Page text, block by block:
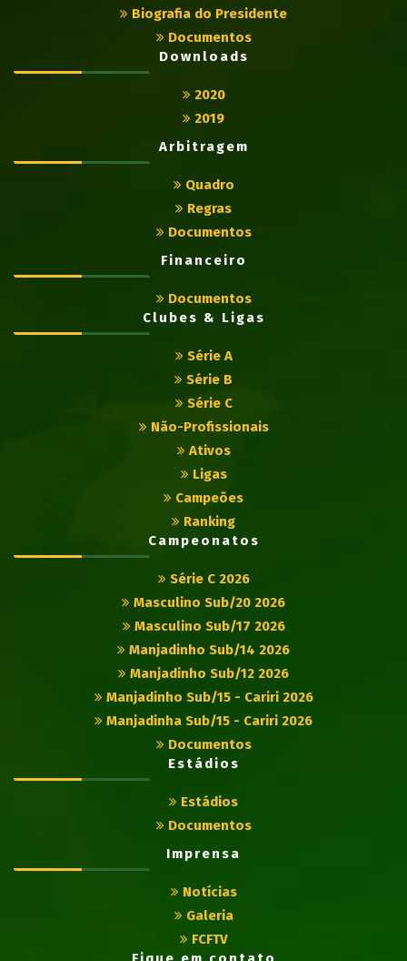
Biografia do Presidente
Documentos
Downloads
2020
2019
Arbitragem
Quadro
Regras
Documentos
Financeiro
Documentos
Clubes & Ligas
Série A
Série B
Série C
Não-Profissionais
Ativos
Ligas
Campeões
Ranking
Campeonatos
Série C 2026
Masculino Sub/20 2026
Masculino Sub/17 2026
Manjadinho Sub/14 2026
Manjadinho Sub/12 2026
Manjadinho Sub/15 - Cariri 2026
Manjadinha Sub/15 - Cariri 2026
Documentos
Estádios
Estádios
Documentos
Imprensa
Notícias
Galeria
FCFTV